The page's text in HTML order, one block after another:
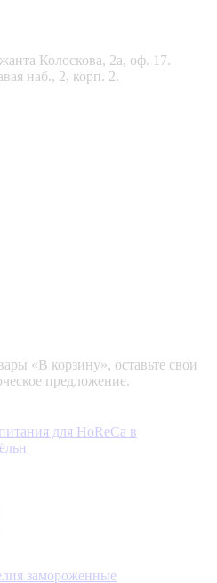
Колоскова, 2а, оф. 17.
наб., 2, корп. 2.
«‎В корзину»‎, оставьте свои
предложение.